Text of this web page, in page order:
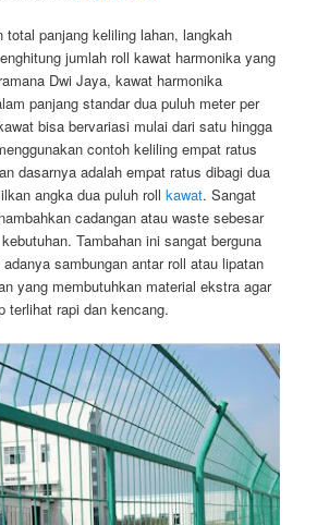
total panjang keliling lahan, langkah
jumlah roll kawat harmonika yang
Dwi Jaya, kawat harmonika
panjang standar dua puluh meter per
bisa bervariasi mulai dari satu hingga
contoh keliling empat ratus
dasarnya adalah empat ratus dibagi dua
angka dua puluh rollkawat. Sangat
cadangan atau waste sebesar
Tambahan ini sangat berguna
sambungan antar roll atau lipatan
yang membutuhkan material ekstra agar
terlihat rapi dan kencang.